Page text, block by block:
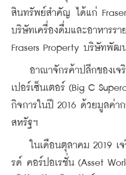
สินทรัพย์สำคัญ ได้แก่
บริษัทเครื่องดื่มและอาหารร
Frasers Property บริษัทพัฒ
อาณาจักรค้าปลีกของเจ
เปอร์เซ็นเตอร์ (Big C
กิจการในปี 2016 ด้วยมูลค่า
สหรัฐฯ
ในเดือนตุลาคม 2019 เจ
รด์ คอร์ปอเรชั่น (Asset